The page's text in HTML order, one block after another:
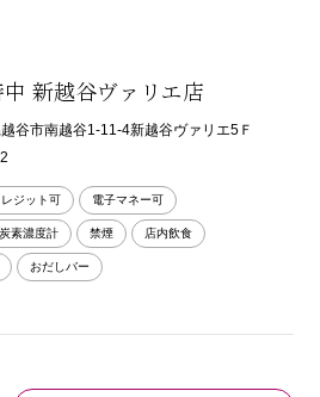
新越谷ヴァリエ店
谷市南越谷1-11-4新越谷ヴァリエ5Ｆ
レジット可 電子マネー可
素濃度計 禁煙 店内飲食
おだしバー